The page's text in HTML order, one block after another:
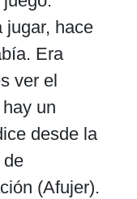
jugar, hace
Era
ver el
un
desde la
de
(Afujer).